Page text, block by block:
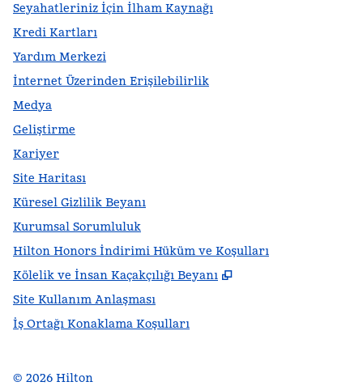
Seyahatleriniz İçin İlham Kaynağı
Kredi Kartları
Yardım Merkezi
İnternet Üzerinden Erişilebilirlik
Medya
Geliştirme
Kariyer
Site Haritası
Küresel Gizlilik Beyanı
Kurumsal Sorumluluk
Hilton Honors İndirimi Hüküm ve Koşulları
Kölelik ve İnsan Kaçakçılığı Beyanı
,
Site Kullanım Anlaşması
İş Ortağı Konaklama Koşulları
© 2026 Hilton